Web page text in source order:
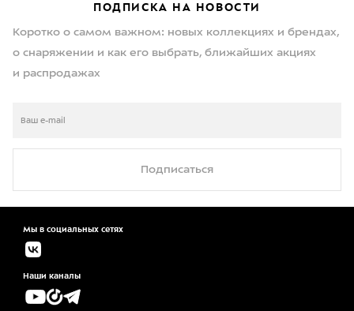
ПОДПИСКА НА НОВОСТИ
Коротко о самом важном: новых коллекциях и брендах,
о снаряжении и как его выбрать, ближайших акциях
и распродажах
Подписаться
Мы в социальных сетях
Наши каналы